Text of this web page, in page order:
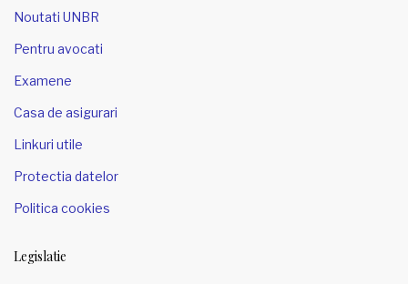
Noutati UNBR
Pentru avocati
Examene
Casa de asigurari
Linkuri utile
Protectia datelor
Politica cookies
Legislatie